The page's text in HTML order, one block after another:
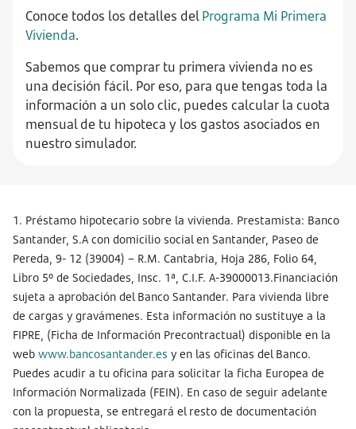
Conoce todos los detalles delPrograma Mi Primera
Vivienda.
Sabemos que comprar tu primera vivienda no es
una decisión fácil. Por eso, para que tengas toda la
información a un solo clic, puedes calcular la cuota
mensual de tu hipoteca y los gastos asociados en
nuestro simulador.
1. Préstamo hipotecario sobre la vivienda. Prestamista: Banco
Santander, S.A con domicilio social en Santander, Paseo de
Pereda, 9- 12 (39004) – R.M. Cantabria, Hoja 286, Folio 64,
Libro 5º de Sociedades, Insc. 1ª, C.I.F. A-39000013.Financiación
sujeta a aprobación del Banco Santander. Para vivienda libre
de cargas y gravámenes. Esta información no sustituye a la
FIPRE, (Ficha de Información Precontractual) disponible en la
web www.bancosantander.es y en las oficinas del Banco.
Puedes acudir a tu oficina para solicitar la ficha Europea de
Información Normalizada (FEIN). En caso de seguir adelante
con la propuesta, se entregará el resto de documentación